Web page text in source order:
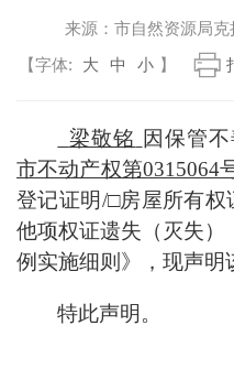
来源： 市自然资源局
【字体:
大 中 小 】
梁敬铭 因保管不
市不动产权第0315064
登记证明/□房屋所有权
他项权证遗失（灭失）
例实施细则》，现声明
特此声明。